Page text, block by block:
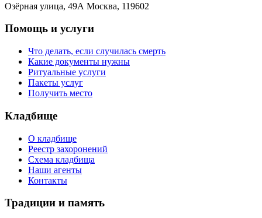
Озёрная улица, 49А Москва, 119602
Помощь и услуги
Что делать, если случилась смерть
Какие документы нужны
Ритуальные услуги
Пакеты услуг
Получить место
Кладбище
О кладбище
Реестр захоронений
Схема кладбища
Наши агенты
Контакты
Традиции и память